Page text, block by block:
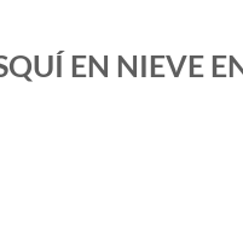
EN NIEVE